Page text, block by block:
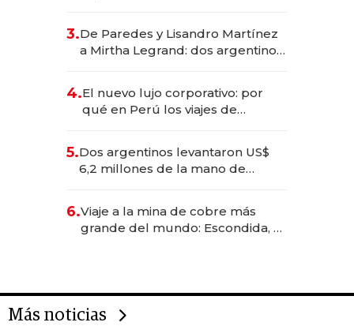
las marcas "fast premium"
3.De Paredes y Lisandro Martínez
a Mirtha Legrand: dos argentinos
4.El nuevo lujo corporativo: por
qué en Perú los viajes de
para convertirse en experiencias
transformadoras
5.Dos argentinos levantaron US$
6,2 millones de la mano de
6.Viaje a la mina de cobre más
grande del mundo: Escondida, el
Más noticias